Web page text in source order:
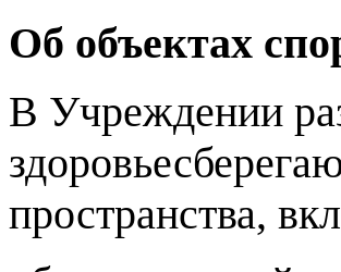
Об объектах
В Учреждении
пространства,